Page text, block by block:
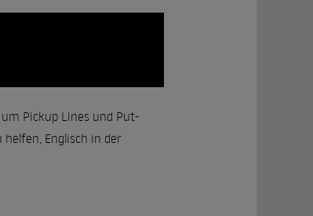
Pickup Lines und Put-
helfen, Englisch in der